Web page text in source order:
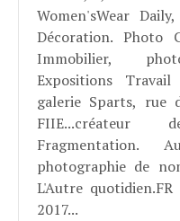
Women'sWear
Décoration. Photo
Immobilier,
Expositions
galerie Sparts, rue
FIIE...créateur
photographie de
L'Autre
2017...